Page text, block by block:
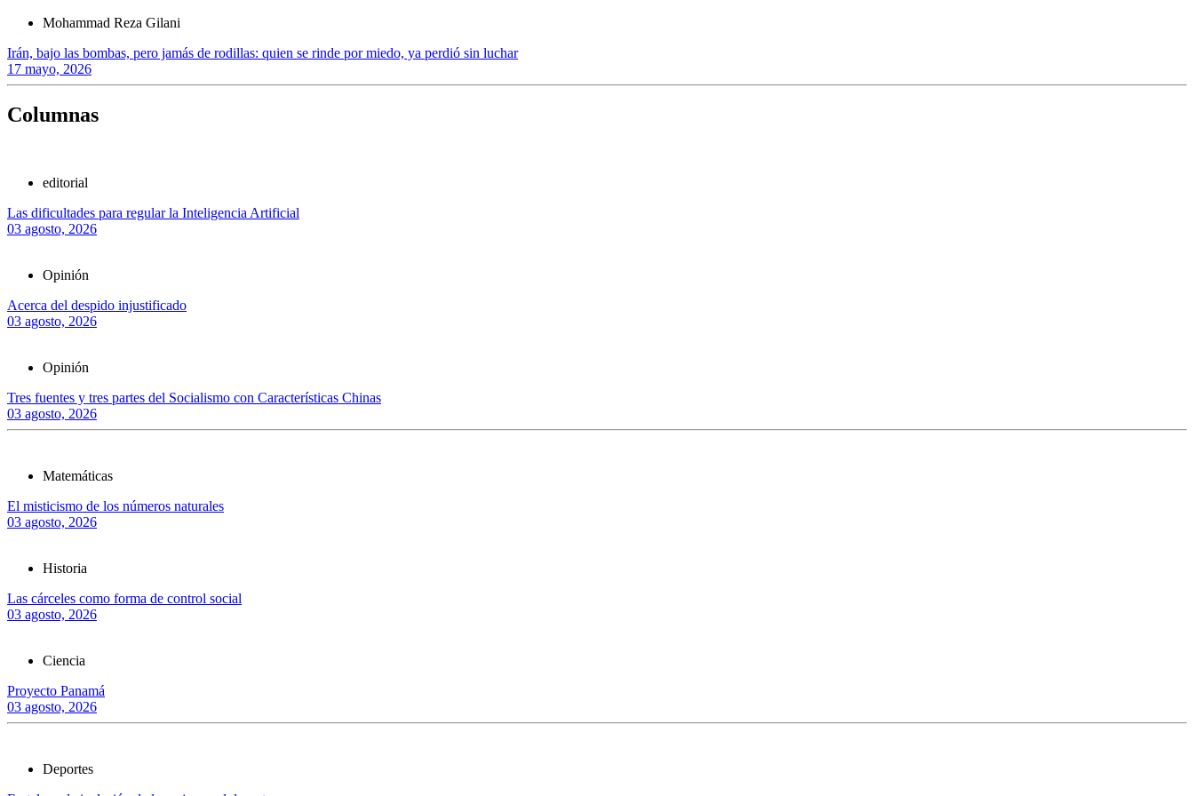
Mohammad Reza Gilani
Irán, bajo las bombas, pero jamás de rodillas: quien se rinde por miedo, ya perdió sin luchar
17 mayo, 2026
Columnas
editorial
Las dificultades para regular la Inteligencia Artificial
03 agosto, 2026
Opinión
Acerca del despido injustificado
03 agosto, 2026
Opinión
Tres fuentes y tres partes del Socialismo con Características Chinas
03 agosto, 2026
Matemáticas
El misticismo de los números naturales
03 agosto, 2026
Historia
Las cárceles como forma de control social
03 agosto, 2026
Ciencia
Proyecto Panamá
03 agosto, 2026
Deportes